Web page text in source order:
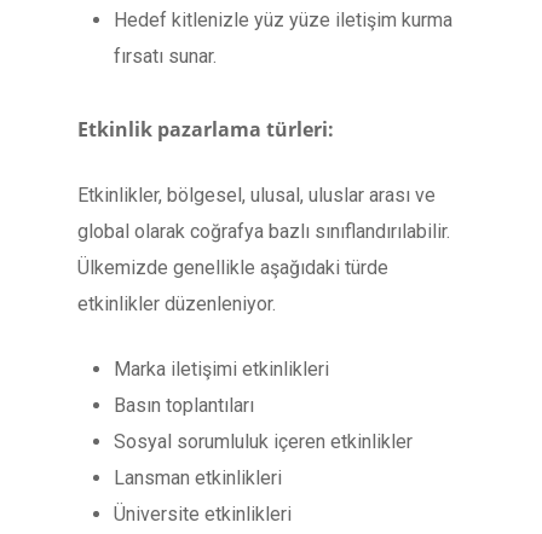
Hedef kitlenizle yüz yüze iletişim kurma
fırsatı sunar.
Etkinlik pazarlama türleri:
Etkinlikler, bölgesel, ulusal, uluslar arası ve
global olarak coğrafya bazlı sınıflandırılabilir.
Ülkemizde genellikle aşağıdaki türde
etkinlikler düzenleniyor.
Marka iletişimi etkinlikleri
Basın toplantıları
Sosyal sorumluluk içeren etkinlikler
Lansman etkinlikleri
Üniversite etkinlikleri